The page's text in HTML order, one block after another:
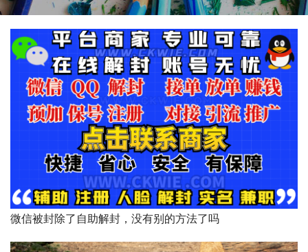
微信被封除了自助解封，没有别的方法了吗